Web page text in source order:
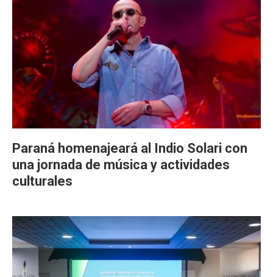
Paraná homenajeará al Indio Solari con
una jornada de música y actividades
culturales